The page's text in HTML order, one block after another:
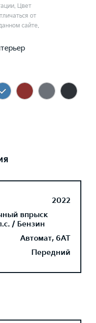
Цвет
от
сайте.
2022
впрыск
/ Бензин
Автомат, 6AT
Передний